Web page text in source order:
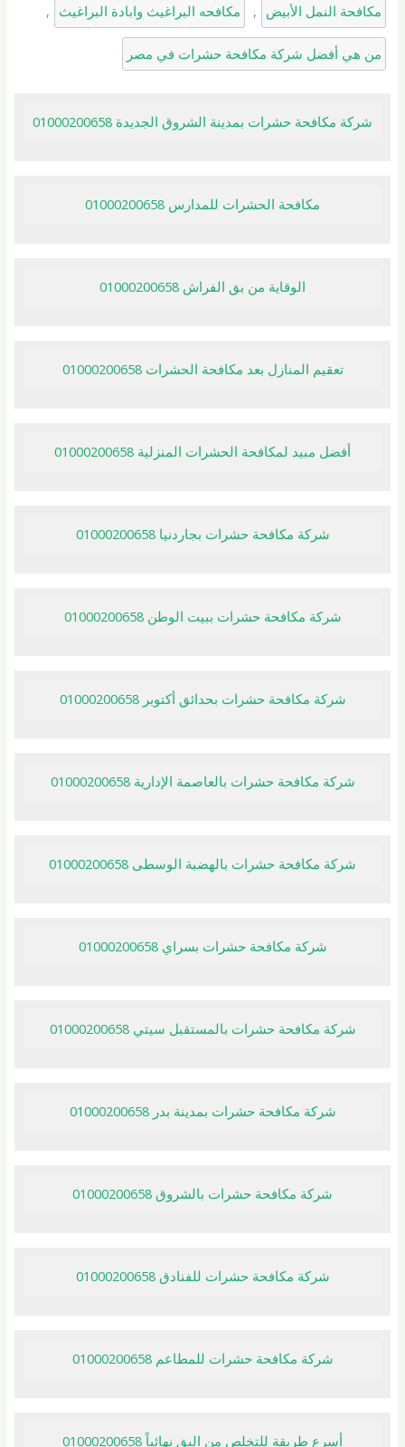
مكافحة النمل الأبيض , مكافحه البراغيث وابادة البراغيث ,
من هي أفضل شركة مكافحة حشرات في مصر
شركة مكافحة حشرات بمدينة الشروق الجديدة 01000200658
مكافحة الحشرات للمدارس 01000200658
الوقاية من بق الفراش 01000200658
تعقيم المنازل بعد مكافحة الحشرات 01000200658
أفضل مبيد لمكافحة الحشرات المنزلية 01000200658
شركة مكافحة حشرات بجاردنيا 01000200658
شركة مكافحة حشرات ببيت الوطن 01000200658
شركة مكافحة حشرات بحدائق أكتوبر 01000200658
شركة مكافحة حشرات بالعاصمة الإدارية 01000200658
شركة مكافحة حشرات بالهضبة الوسطى 01000200658
شركة مكافحة حشرات بسراي 01000200658
شركة مكافحة حشرات بالمستقبل سيتي 01000200658
شركة مكافحة حشرات بمدينة بدر 01000200658
شركة مكافحة حشرات بالشروق 01000200658
شركة مكافحة حشرات للفنادق 01000200658
شركة مكافحة حشرات للمطاعم 01000200658
أسرع طريقة للتخلص من البق نهائياً 01000200658